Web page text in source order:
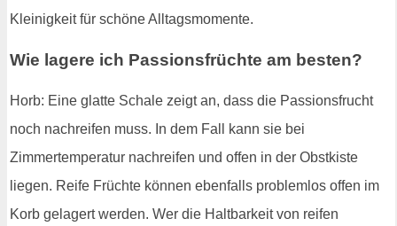
Kleinigkeit für schöne Alltagsmomente.
Wie lagere ich Passionsfrüchte am besten?
Horb: Eine glatte Schale zeigt an, dass die Passionsfrucht
noch nachreifen muss. In dem Fall kann sie bei
Zimmertemperatur nachreifen und offen in der Obstkiste
liegen. Reife Früchte können ebenfalls problemlos offen im
Korb gelagert werden. Wer die Haltbarkeit von reifen